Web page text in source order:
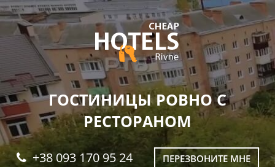
ГОСТИНИЦЫ РОВНО С
РЕСТОРАНОМ
+38 093 170 95 24 ПЕРЕЗВОНИТЕ МНЕ